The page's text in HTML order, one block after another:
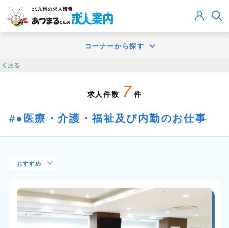
北九州の求人情報
コーナーから探す
戻る
求人件数 7 件
●医療・介護・福祉及び内勤のお仕事